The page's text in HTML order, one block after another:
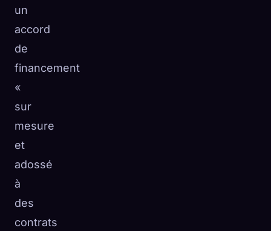
un
accord
de
financement
«
sur
mesure
et
adossé
à
des
contrats